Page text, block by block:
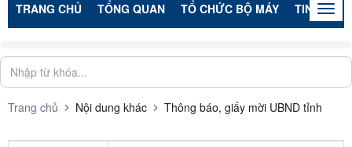
TRANG CHỦ TỔNG QUAN TỔ CHỨC BỘ MÁY TIN TỨC -
Trang chủ Nội dung khác Thông báo, giấy mời UBND tỉnh